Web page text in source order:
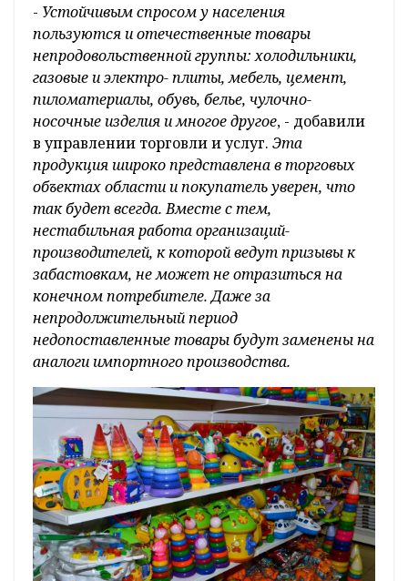
- Устойчивым спросом у населения
пользуются и отечественные товары
непродовольственной группы: холодильники,
газовые и электро- плиты, мебель, цемент,
пиломатериалы, обувь, белье, чулочно-
носочные изделия и многое другое, - добавили
в управлении торговли и услуг. Эта
продукция широко представлена в торговых
объектах области и покупатель уверен, что
так будет всегда. Вместе с тем,
нестабильная работа организаций-
производителей, к которой ведут призывы к
забастовкам, не может не отразиться на
конечном потребителе. Даже за
непродолжительный период
недопоставленные товары будут заменены на
аналоги импортного производства.